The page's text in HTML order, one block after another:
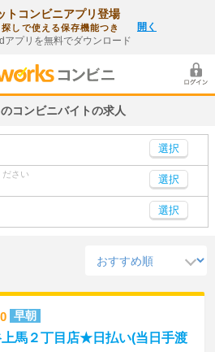
トコンビニアプリ登場
しで使える保存機能つき
アプリを無料でダウンロード
開く
コンビニバイトの求人
ださい 選択
選択
早朝
馬２丁目店★日払い(当日手渡